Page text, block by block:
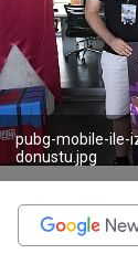
pubg-mobile-ile-
donustu.jpg